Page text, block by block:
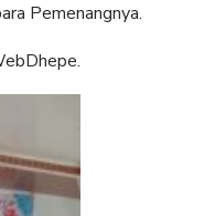
Pemenangnya.